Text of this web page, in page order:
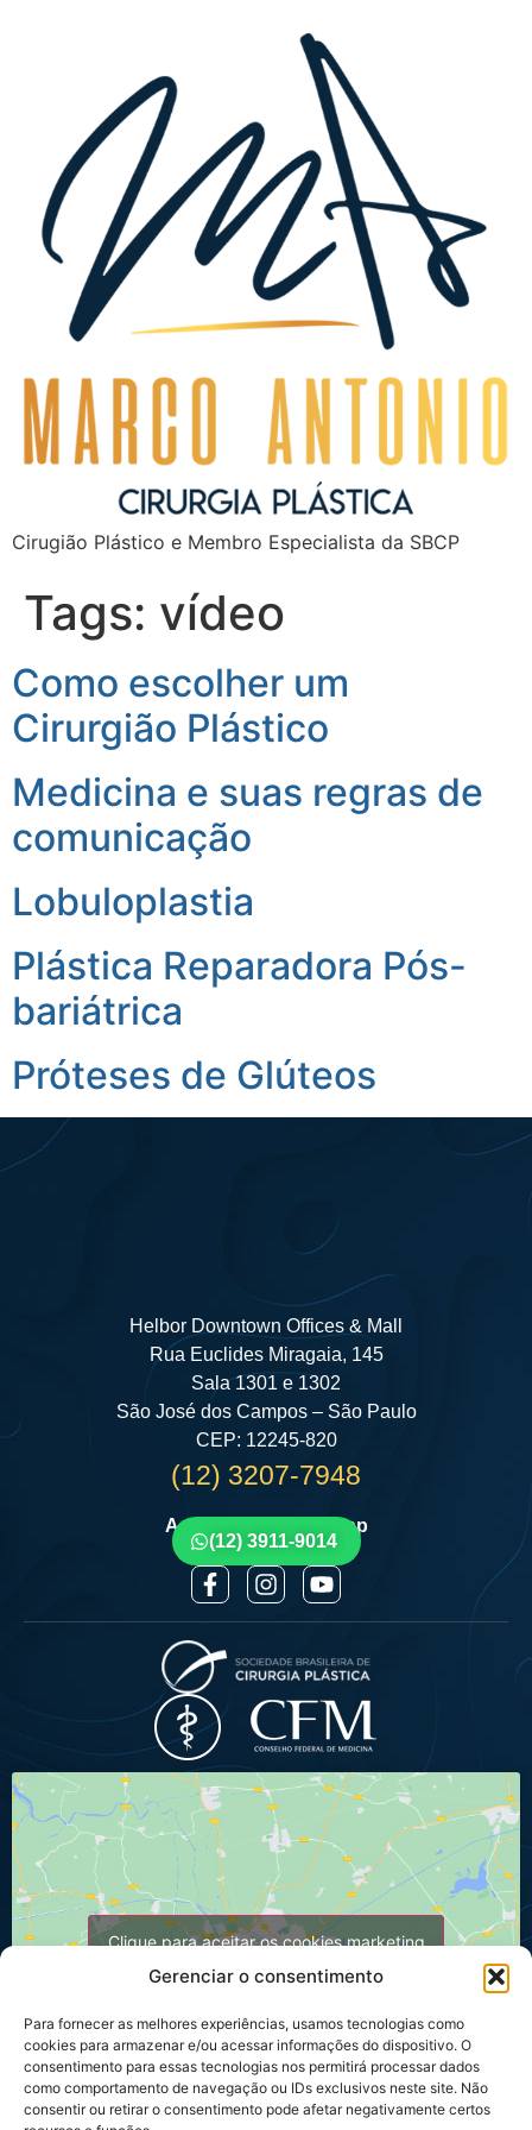
Gerenciar o consentimento
Para fornecer as melhores experiências, usamos tecnologias como
cookies para armazenar e/ou acessar informações do dispositivo. O
consentimento para essas tecnologias nos permitirá processar dados
como comportamento de navegação ou IDs exclusivos neste site. Não
consentir ou retirar o consentimento pode afetar negativamente certos
Cirugião Plástico e Membro Especialista da SBCP
Tags: vídeo
Como escolher um
Cirurgião Plástico
Medicina e suas regras de
comunicação
Lobuloplastia
Plástica Reparadora Pós-
bariátrica
Próteses de Glúteos
Helbor Downtown Offices & Mall
Rua Euclides Miragaia, 145
Sala 1301 e 1302
São José dos Campos – São Paulo
CEP: 12245-820
(12) 3207-7948
Agende por Whatsapp
(12) 3911-9014
Clique para aceitar os cookies marketing
e ativar este conteúdo